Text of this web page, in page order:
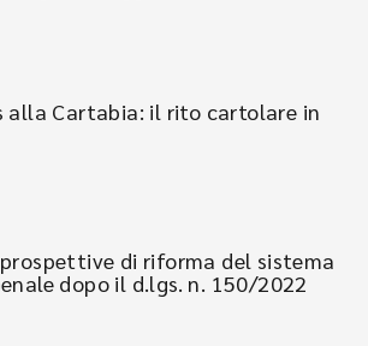
alla Cartabia: il rito cartolare in
di riforma del sistema
dopo il d.lgs. n. 150/2022